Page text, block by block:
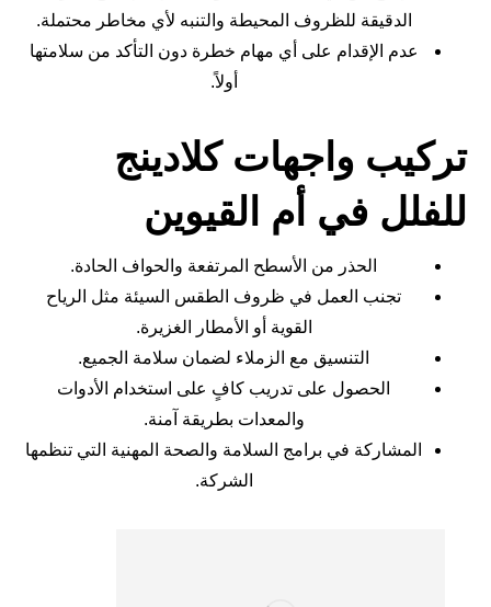
الدقيقة للظروف المحيطة والتنبه لأي مخاطر محتملة.
عدم الإقدام على أي مهام خطرة دون التأكد من سلامتها
أولاً.
تركيب واجهات كلادينج
للفلل في أم القيوين
الحذر من الأسطح المرتفعة والحواف الحادة.
تجنب العمل في ظروف الطقس السيئة مثل الرياح
القوية أو الأمطار الغزيرة.
التنسيق مع الزملاء لضمان سلامة الجميع.
الحصول على تدريب كافٍ على استخدام الأدوات
والمعدات بطريقة آمنة.
المشاركة في برامج السلامة والصحة المهنية التي تنظمها
الشركة.